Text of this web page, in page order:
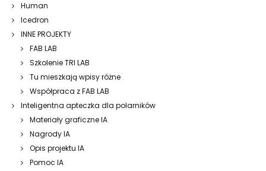
Human
Icedron
INNE PROJEKTY
FAB LAB
Szkolenie TRI LAB
Tu mieszkają wpisy różne
Współpraca z FAB LAB
Inteligentna apteczka dla polarników
Materiały graficzne IA
Nagrody IA
Opis projektu IA
Pomoc IA